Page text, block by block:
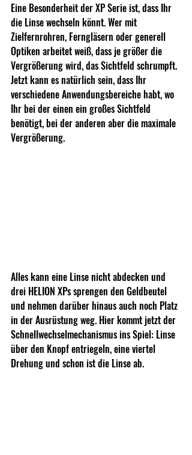
Eine Besonderheit der XP Serie ist, dass Ihr
die Linse wechseln könnt. Wer mit
Zielfernrohren, Ferngläsern oder generell
Optiken arbeitet weiß, dass je größer die
Vergrößerung wird, das Sichtfeld schrumpft.
Jetzt kann es natürlich sein, dass Ihr
verschiedene Anwendungsbereiche habt, wo
Ihr bei der einen ein großes Sichtfeld
benötigt, bei der anderen aber die maximale
Vergrößerung.
Alles kann eine Linse nicht abdecken und
drei HELION XPs sprengen den Geldbeutel
und nehmen darüber hinaus auch noch Platz
in der Ausrüstung weg. Hier kommt jetzt der
Schnellwechselmechanismus ins Spiel: Linse
über den Knopf entriegeln, eine viertel
Drehung und schon ist die Linse ab.